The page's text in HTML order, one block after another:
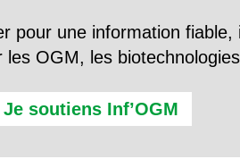
pour une information fiable,
OGM, les
Je soutiens Inf’OGM